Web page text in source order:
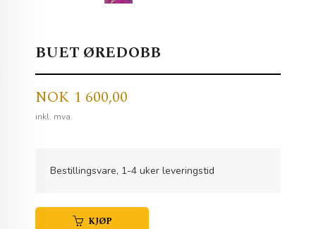
BUET ØREDOBB
Pris
NOK 1 600,00
inkl. mva.
Bestillingsvare, 1-4 uker leveringstid
KJØP